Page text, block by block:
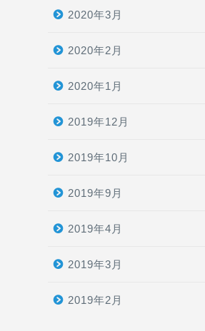
2020年3月
2020年2月
2020年1月
2019年12月
2019年10月
2019年9月
2019年4月
2019年3月
2019年2月